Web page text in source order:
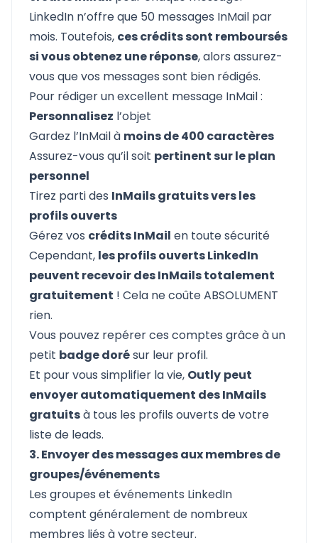
LinkedIn n’offre que 50 messages InMail par
mois. Toutefois, ces crédits sont remboursés
si vous obtenez une réponse, alors assurez-
vous que vos messages sont bien rédigés.
Pour rédiger un excellent message InMail :
Personnalisez l’objet
Gardez l’InMail à moins de 400 caractères
Assurez-vous qu’il soit pertinent sur le plan
personnel
Tirez parti des InMails gratuits vers les
profils ouverts
Gérez vos crédits InMail en toute sécurité
Cependant, les profils ouverts LinkedIn
peuvent recevoir des InMails totalement
gratuitement ! Cela ne coûte ABSOLUMENT
rien.
Vous pouvez repérer ces comptes grâce à un
petit badge dorésur leur profil.
Et pour vous simplifier la vie, Outly peut
envoyer automatiquement des InMails
gratuitsà tous les profils ouverts de votre
liste de leads.
3. Envoyer des messages aux membres de
groupes/événements
Les groupes et événements LinkedIn
comptent généralement de nombreux
membres liés à votre secteur.